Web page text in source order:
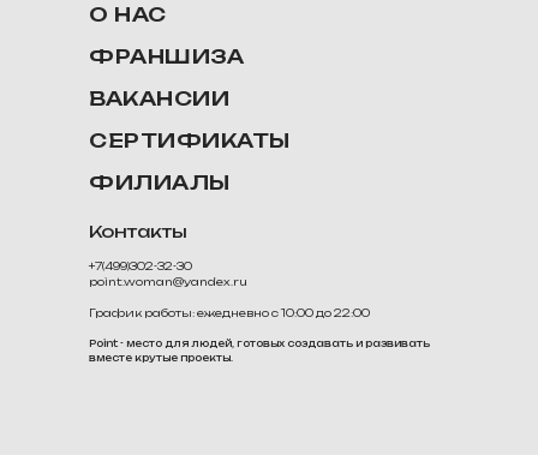
О НАС
ФРАНШИЗА
ВАКАНСИИ
Контакты
+7(499)302-32-30
point.woman@yandex.ru
График работы: ежедневно с 10:00 до 22:00
Point - место для людей, готовых создавать и развивать
вместе крутые проекты.
СЕРТИФИКАТЫ
ФИЛИАЛЫ